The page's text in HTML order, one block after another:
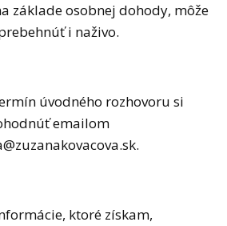
základe osobnej dohody, môže
i naživo.
úvodného rozhovoru si
emailom
ktoré získam,